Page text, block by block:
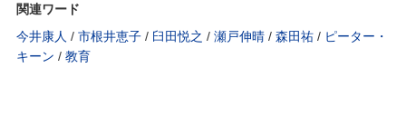
関連ワード
今井康人 / 市根井恵子 / 臼田悦之 / 瀬戸伸晴 / 森田祐 / ピーター・
キーン / 教育